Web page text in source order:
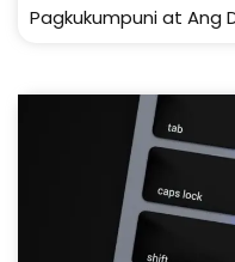
Pagkukumpuni at Ang